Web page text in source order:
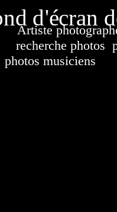
d'écran
Artiste
recherche photos
photos musiciens